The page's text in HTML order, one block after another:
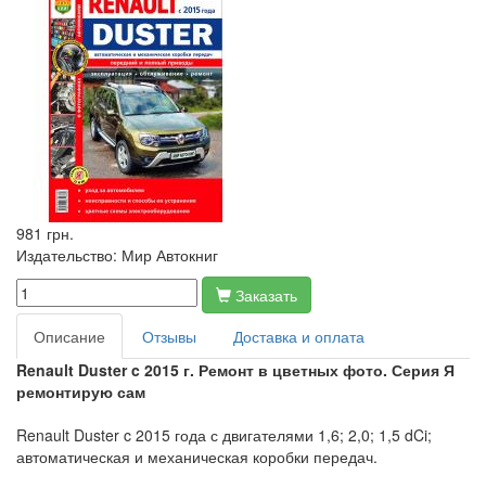
981 грн.
Издательство: Мир Автокниг
Заказать
Описание
Отзывы
Доставка и оплата
Renault Duster c 2015 г. Ремонт в цветных фото. Серия Я
ремонтирую сам
Renault Duster c 2015 года с двигателями 1,6; 2,0; 1,5 dCi;
автоматическая и механическая коробки передач.